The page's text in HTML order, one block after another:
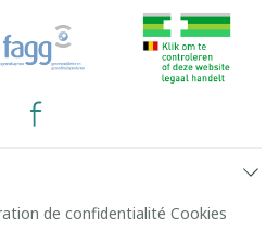
de confidentialité Cookies